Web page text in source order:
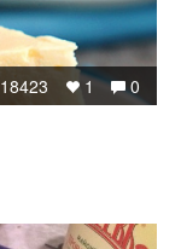
0
1
18423